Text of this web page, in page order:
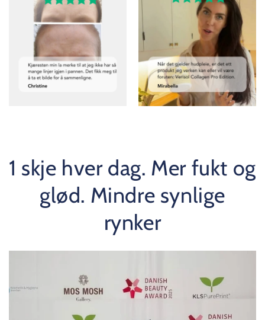
1 skje hver dag. Mer fukt og
glød. Mindre synlige
rynker